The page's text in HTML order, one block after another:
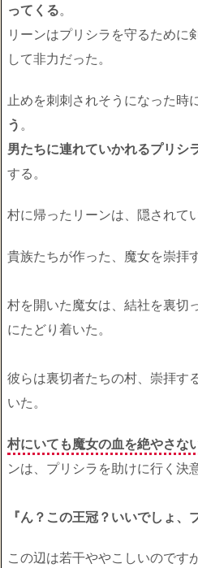
ってくる。
リーンはプリシラを守るために
して非力だった。
止めを刺刺されそうになった時
う。
男たちに連れていかれるプリシ
する。
村に帰ったリーンは、隠されて
貴族たちが作った、魔女を崇拝
村を開いた魔女は、結社を裏切
にたどり着いた。
彼らは裏切者たちの村、崇拝す
いた。
村にいても魔女の血を絶やさな
ンは、プリシラを助けに行く決
『ん？この王冠？いいでしょ、
この辺は若干ややこしいのですが